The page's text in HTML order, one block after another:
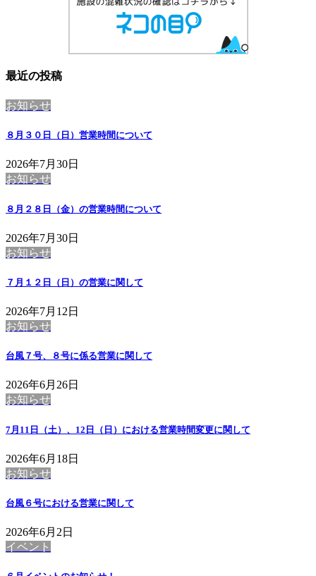
最近の投稿
お知らせ
８月３０日（日）営業時間について
2026年7月30日
お知らせ
８月２８日（金）の営業時間について
2026年7月30日
お知らせ
７月１２日（日）の営業に関して
2026年7月12日
お知らせ
台風７号、８号に係る営業に関して
2026年6月26日
お知らせ
7月11日（土）、12日（日）における営業時間変更に関して
2026年6月18日
お知らせ
台風６号における営業に関して
2026年6月2日
イベント